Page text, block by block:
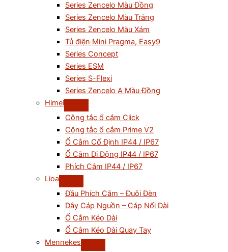
Series Zencelo Màu Đồng
Series Zencelo Màu Trắng
Series Zencelo Màu Xám
Tủ điện Mini Pragma, Easy9
Series Concept
Series ESM
Series S-Flexi
Series Zencelo A Màu Đồng
Himel
Công tắc ổ cắm Click
Công tắc ổ cắm Prime V2
Ổ Cắm Cố Định IP44 / IP67
Ổ Cắm Di Động IP44 / IP67
Phích Cắm IP44 / IP67
Lioa
Đầu Phích Cắm – Đuôi Đèn
Dây Cáp Nguồn – Cáp Nối Dài
Ổ Cắm Kéo Dài
Ổ Cắm Kéo Dài Quay Tay
Mennekes